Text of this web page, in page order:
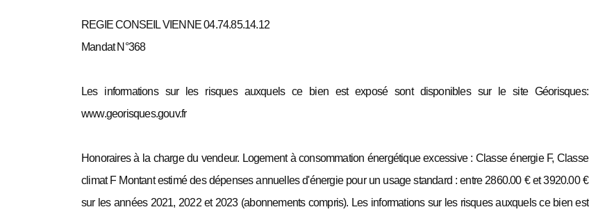
REGIE CONSEIL VIENNE 04.74.85.14.12
Mandat N°368
Les informations sur les risques auxquels ce bien est exposé sont disponibles sur le site Géorisques:
www.georisques.gouv.fr
Honoraires à la charge du vendeur. Logement à consommation énergétique excessive : Classe énergie F, Classe
climat F Montant estimé des dépenses annuelles d'énergie pour un usage standard : entre 2860.00 € et 3920.00 €
sur les années 2021, 2022 et 2023 (abonnements compris). Les informations sur les risques auxquels ce bien est